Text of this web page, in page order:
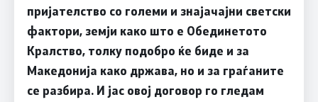
пријателство со големи и знајачајни светски
фактори, земји како што е Обединетото
Кралство, толку подобро ќе биде и за
Македонија како држава, но и за граѓаните
се разбира. И јас овој договор го гледам